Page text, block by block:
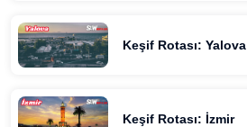
Keşif Rotası: Yalova
Keşif Rotası: İzmir